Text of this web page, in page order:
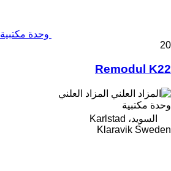
وحدة مكتبية Remodul K22
20
Remodul K22
المزاد العلني
وحدة مكتبية
السويد، Karlstad
Klaravik Sweden